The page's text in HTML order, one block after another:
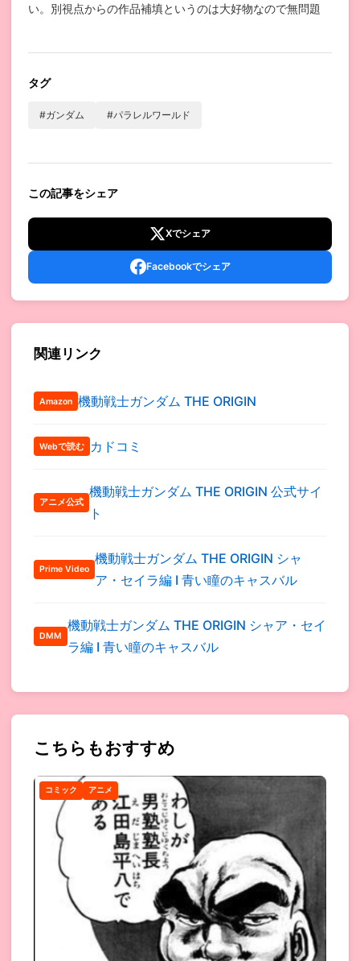
い。別視点からの作品補填というのは大好物なので無問題
タグ
#ガンダム #パラレルワールド
この記事をシェア
Xでシェア
Facebookでシェア
関連リンク
Amazon 機動戦士ガンダム THE ORIGIN
Webで読む カドコミ
アニメ公式
機動戦士ガンダム THE ORIGIN 公式サイ
ト
Prime Video
機動戦士ガンダム THE ORIGIN シャ
ア・セイラ編 I 青い瞳のキャスバル
DMM
機動戦士ガンダム THE ORIGIN シャア・セイ
ラ編 I 青い瞳のキャスバル
こちらもおすすめ
コミック アニメ